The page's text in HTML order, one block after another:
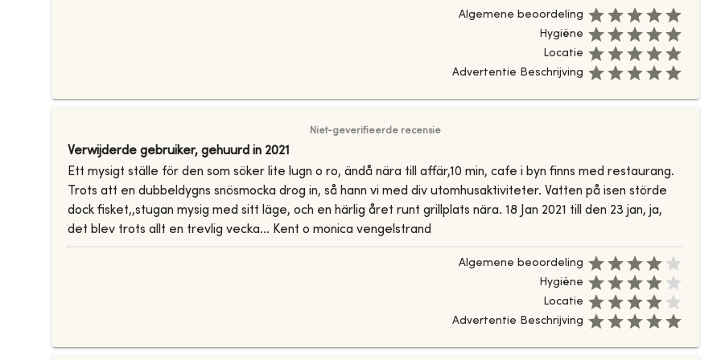
Algemene beoordeling
Hygiëne
Locatie
Advertentie Beschrijving
Niet-geverifieerde recensie
Verwijderde gebruiker, gehuurd in 2021
Ett mysigt ställe för den som söker lite lugn o ro, ändå nära till affär,10 min, cafe i byn finns med restaurang.
Trots att en dubbeldygns snösmocka drog in, så hann vi med div utomhusaktiviteter. Vatten på isen störde
dock fisket,,stugan mysig med sitt läge, och en härlig året runt grillplats nära. 18 Jan 2021 till den 23 jan, ja,
det blev trots allt en trevlig vecka... Kent o monica vengelstrand
Algemene beoordeling
Hygiëne
Locatie
Advertentie Beschrijving